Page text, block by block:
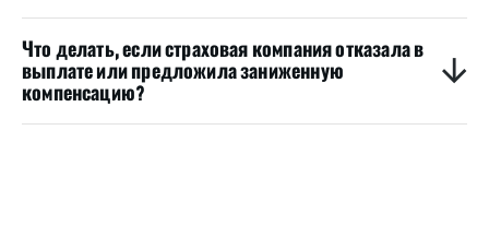
Что делать, если страховая компания отказала в
выплате или предложила заниженную
компенсацию?